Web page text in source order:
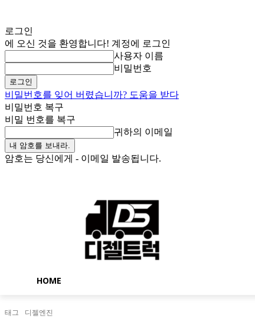
로그인
에 오신 것을 환영합니다! 계정에 로그인
사용자 이름
비밀번호
비밀번호를 잊어 버렸습니까? 도움을 받다
비밀번호 복구
비밀 번호를 복구
귀하의 이메일
암호는 당신에게 - 이메일 발송됩니다.
HOME
태그 디젤엔진